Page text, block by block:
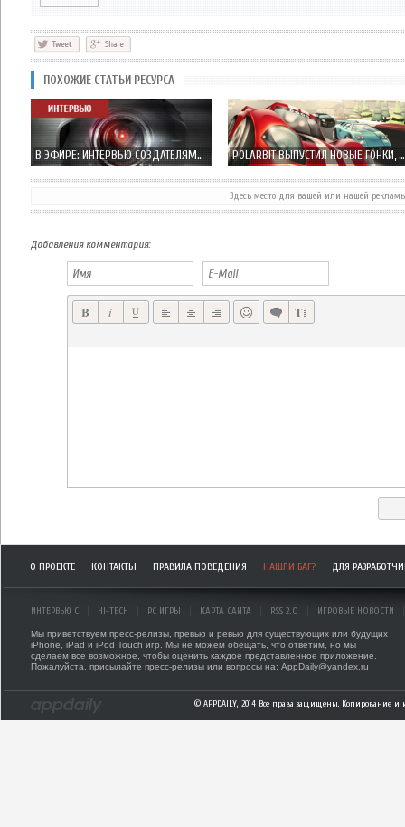
ПОХОЖИЕ СТАТЬИ РЕСУРСА
В ЭФИРЕ: ИНТЕРВЬЮ СОЗДАТЕЛЯМИ СТЕЛС ИГРЫ REPUBLIQUE POLARBIT ВЫПУСТИЛ НОВЫЕ ГОНКИ, НА СЕЙ РАЗ RAIL RACING
Здесь место для вашей или нашей
Добавления комментария:
О ПРОЕКТЕ КОНТАКТЫ ПРАВИЛА ПОВЕДЕНИЯ НАШЛИ БАГ? ДЛЯ
ИНТЕРВЬЮ С HI-TECH PC ИГРЫ КАРТА САЙТА RSS 2.0 ИГРОВЫЕ НОВОСТИ
Мы приветствуем пресс-релизы, превью и ревью для существующих или будущих
iPhone, iPad и iPod Touch игр. Мы не можем обещать, что ответим, но мы
сделаем все возможное, чтобы оценить каждое представленное приложение.
Пожалуйста, присылайте пресс-релизы или вопросы на: AppDaily@yandex.ru
© APPDAILY, 2014 Все права защищены. Копирование и